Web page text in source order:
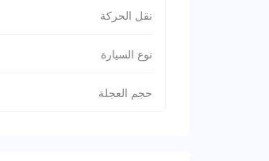
نقل الحركة
نوع السيارة
حجم العجلة